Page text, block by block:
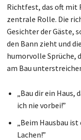
Richtfest, das oft mit
zentrale Rolle. Die
Gesichter der Gäste,
den Bann zieht und
humorvolle Sprüche,
am Bau
„Bau dir ein
ich nie vorbei!”
„Beim Hausbau
Lachen!”